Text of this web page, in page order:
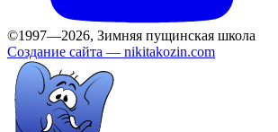
©1997—2026, Зимняя пущинская школа
Создание сайта — nikitakozin.com